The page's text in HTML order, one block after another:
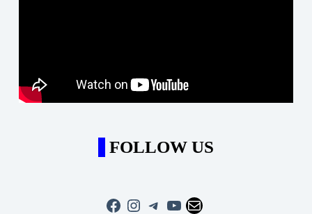
FOLLOW US
Facebook
Instagram
Telegram
YouTube
Mail